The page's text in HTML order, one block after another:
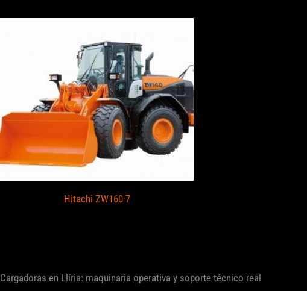
Hitachi ZW160-7
Cargadoras en Llíria: maquinaria operativa y soporte técnico real